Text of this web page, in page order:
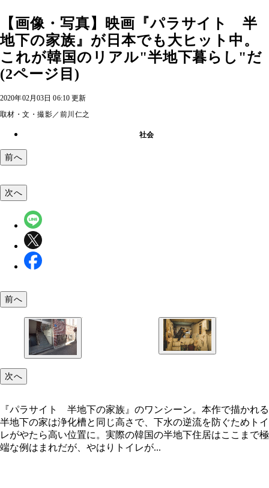
【画像・写真】映画『パラサイト 半
地下の家族』が日本でも大ヒット中。
これが韓国のリアル"半地下暮らし"だ
(2ページ目)
2020年02月03日 06:10 更新
取材・文・撮影／前川仁之
社会
前へ
酔っぱらいが立ち小便をして大惨事、なんてこと
からだ
下住居はここまで極端な例はまれだが、やはりト
通常の家よりも高めに設置されていることは多い
（Ｃ）２０１９ ＣＪ ＥＮＭ ＣＯＲＰＯＲＡ
Ｎ，ＢＡＲＵＮＳＯＮ Ｅ＆Ａ ＡＬＬ ＲＩＧ
Ｓ ＲＥＳＥＲＶＥＤ
次へ
前へ
次へ
『パラサイト 半地下の家族』のワンシーン。本作で描かれる
半地下の家は浄化槽と同じ高さで、下水の逆流を防ぐためトイ
レがやたら高い位置に。実際の韓国の半地下住居はここまで極
端な例はまれだが、やはりトイレが...